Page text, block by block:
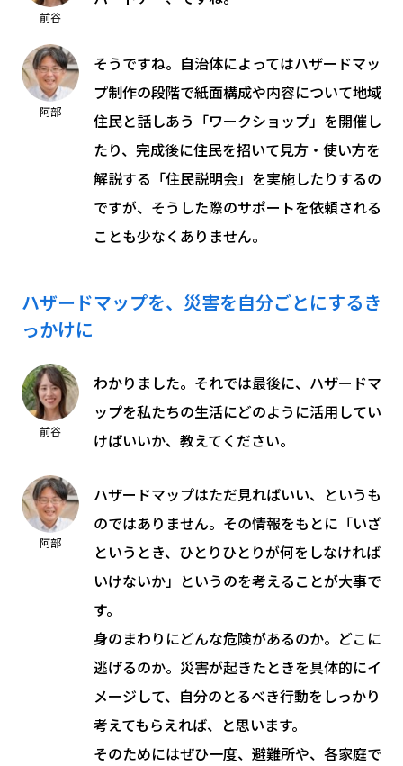
前谷
阿部
そうですね。自治体によってはハザードマッ
プ制作の段階で紙面構成や内容について地域
住民と話しあう「ワークショップ」を開催し
たり、完成後に住民を招いて見方・使い方を
解説する「住民説明会」を実施したりするの
ですが、そうした際のサポートを依頼される
ことも少なくありません。
ハザードマップを、災害を自分ごとにするき
っかけに
前谷
わかりました。それでは最後に、ハザードマ
ップを私たちの生活にどのように活用してい
けばいいか、教えてください。
阿部
ハザードマップはただ見ればいい、というも
のではありません。その情報をもとに「いざ
というとき、ひとりひとりが何をしなければ
いけないか」というのを考えることが大事で
す。
身のまわりにどんな危険があるのか。どこに
逃げるのか。災害が起きたときを具体的にイ
メージして、自分のとるべき行動をしっかり
考えてもらえれば、と思います。
そのためにはぜひ一度、避難所や、各家庭で